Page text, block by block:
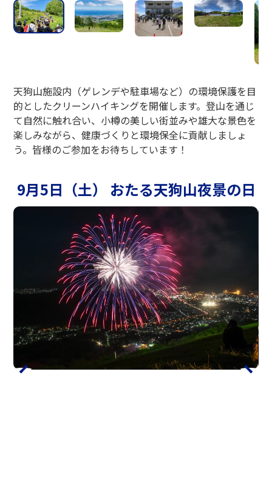
天狗山施設内（ゲレンデや駐車場など）の環境保護を目
的としたクリーンハイキングを開催します。登山を通じ
て自然に触れ合い、小樽の美しい街並みや雄大な景色を
楽しみながら、健康づくりと環境保全に貢献しましょ
う。皆様のご参加をお待ちしています！
9月5日（土） おたる天狗山夜景の日